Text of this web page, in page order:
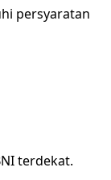
persyaratan
terdekat.